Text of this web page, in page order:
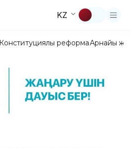
KZ
Конституциялық реформаАрнайы